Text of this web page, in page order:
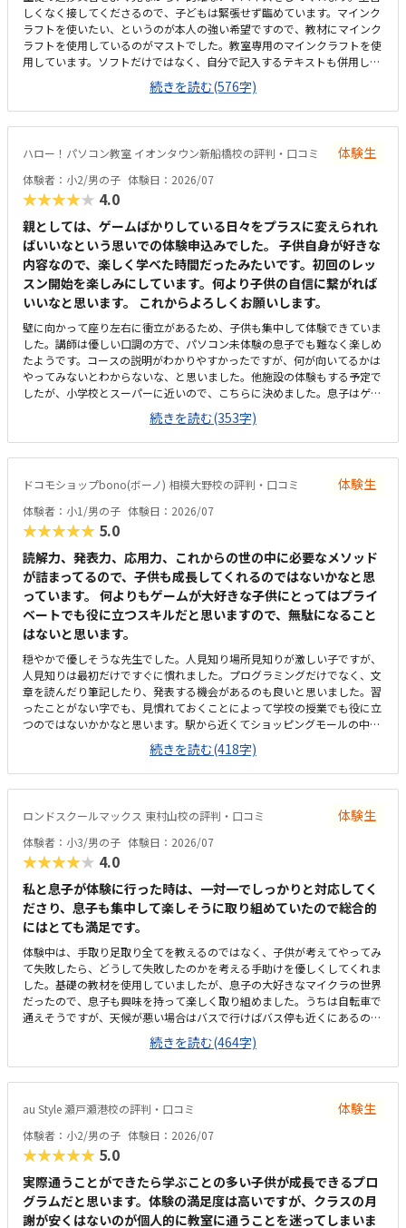
しくなく接してくださるので、子どもは緊張せず臨めています。マインク
ラフトを使いたい、というのが本人の強い希望ですので、教材にマインク
ラフトを使用しているのがマストでした。教室専用のマインクラフトを使
用しています。ソフトだけではなく、自分で記入するテキストも併用して
おり、参加度を高めているように感じられます。授業内容は、パソコン教
室でよくある放ったらかしではなく、マンツーマンでお互いに確認しなが
ら進めているのでとても生徒に寄り添っていると思います。自宅から自転
車でも車でも行ける距離で、駅の近くなので明るく、安心な場所にありま
す。車でも提携駐車場があるので、悪天候の時でも心配なさそうです。au
ショップの片隅を使用していますが、明るく窓際なので閉塞感はなく、静
かすぎでもないので、緊張せずに集中できています。マインクラフトのソ
フトやパソコンのメンテナンスも含めて考えると、安くはないものの高く
はないと思います。開講したばかりなのでまだ生徒が埋まっておらず、時
間割の融通が利くのが助かります。先生は2人在籍されていますが、お二
人とも若く、子どもは親しみやすいようです。夏休みの自由研究に使える
か尋ねたところ、具体的な例を教えてくださりとても参考になりました。
いまのところ見当たりません。
続きを読む(576字)
ハロー！パソコン教室 イオンタウン新船橋校の評判・口コミ 体験生
体験者：小2/男の子 体験日：2026/07
★★★★★ 4.0
親としては、ゲームばかりしている日々をプラスに変えられれ
ばいいなという思いでの体験申込みでした。 子供自身が好きな
内容なので、楽しく学べた時間だったみたいです。初回のレッ
スン開始を楽しみにしています。何より子供の自信に繋がれば
いいなと思います。 これからよろしくお願いします。
壁に向かって座り左右に衝立があるため、子供も集中して体験できていま
した。講師は優しい口調の方で、パソコン未体験の息子でも難なく楽しめ
たようです。コースの説明がわかりやすかったですが、何が向いてるかは
やってみないとわからないな、と思いました。他施設の体験もする予定で
したが、小学校とスーパーに近いので、こちらに決めました。息子はゲー
ミングチェアに初めて座れて嬉しかったようです。開放的というよりは、
落ち着いて楽しめるところが、息子には合っていそうです。少し高いなと
いう印象ですが、自宅のパソコンからも利用できるとの事なので、やる気
次第では納得できそうだなと思いました。日頃はSwitchで、マイクラやぽ
こあポケモンで建築を楽しんでいます。担当の方と相談して今回のコース
が向いてるんじゃないかと勧められました。
続きを読む(353字)
ドコモショップbono(ボーノ) 相模大野校の評判・口コミ 体験生
体験者：小1/男の子 体験日：2026/07
★★★★★ 5.0
読解力、発表力、応用力、これからの世の中に必要なメソッド
が詰まってるので、子供も成長してくれるのではないかなと思
っています。 何よりもゲームが大好きな子供にとってはプライ
ベートでも役に立つスキルだと思いますので、無駄になること
はないと思います。
穏やかで優しそうな先生でした。人見知り場所見知りが激しい子ですが、
人見知りは最初だけですぐに慣れました。プログラミングだけでなく、文
章を読んだり筆記したり、発表する機会があるのも良いと思いました。習
ったことがない字でも、見慣れておくことによって学校の授業でも役に立
つのではないかかなと思います。駅から近くてショッピングモールの中に
あるので便利です。車で来ても授業分の駐車券は付けてくれるそうです。
ドコモショップ内なので音が気になるかと思いましたが、扉を閉めればそ
んなに気になりませんでした。一面ガラスなので程よい解放感で授業の様
子が見れます。プログラミング教室としてはこれくらいかな、という印象
です。教材はマイクラなのでプライベートでも使えるからいいかな、と思
ってます。学校で使っているパソコンはタッチパネルタイプなので、キー
ボードは打てるかなと心配でしたが、すぐに慣れました。コマンド１つで
たくさん動物が出せるのがツボだったようです。
続きを読む(418字)
ロンドスクールマックス 東村山校の評判・口コミ 体験生
体験者：小3/男の子 体験日：2026/07
★★★★★ 4.0
私と息子が体験に行った時は、一対一でしっかりと対応してく
ださり、息子も集中して楽しそうに取り組めていたので総合的
にはとても満足です。
体験中は、手取り足取り全てを教えるのではなく、子供が考えてやってみ
て失敗したら、どうして失敗したのかを考える手助けを優しくしてくれま
した。基礎の教材を使用していましたが、息子の大好きなマイクラの世界
だったので、息子も興味を持って楽しく取り組めました。うちは自転車で
通えそうですが、天候が悪い場合はバスで行けばバス停も近くにあるので
で通いやすいな思います。久米川駅からも近く、駐車場・駐輪場もあるの
でアクセスはいいと思います。入り口は施錠してあり、カードをかざすと
解錠され中に入れるシステムで防犯面でも安心できると思いました。建物
内もとても綺麗で、清潔感もあり良かったです。少人数制で手厚くしっか
り学べるということを考えればまあ許容範囲かなとも思います。ですが、
週一回1時間でこの値段は少し高いなとも思うので、もう少し安かったら
嬉しいです。少人数で学べるので、先生の目も行き届き学びやすいと思い
ました。ただプログラミングを学ぶだけでなく、学校生活や将来にも役に
たつ考え方や取り組み方など成長出来そうな要素が沢山あるなと感じまし
た。
続きを読む(464字)
au Style 瀬戸瀬港校の評判・口コミ 体験生
体験者：小2/男の子 体験日：2026/07
★★★★★ 5.0
実際通うことができたら学ぶことの多い子供が成長できるプロ
グラムだと思います。体験の満足度は高いですが、クラスの月
謝が安くはないのが個人的に教室に通うことを迷ってしまいま